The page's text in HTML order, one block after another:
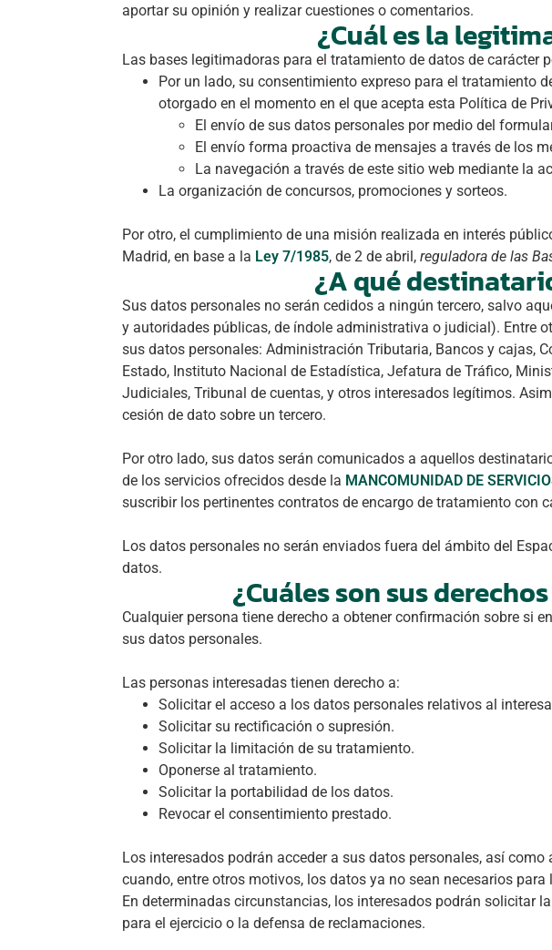
aportar su opinión y realizar cuestiones o comentarios.
¿Cuál es la
Las bases legitimadoras para el tratamiento de datos de carácter
Por un lado, su consentimiento expreso para el tratamiento
otorgado en el momento en el que acepta esta Política de
El envío de sus datos personales por medio del
El envío forma proactiva de mensajes a través de los
La navegación a través de este sitio web mediante la
La organización de concursos, promociones y sorteos.
Por otro, el cumplimiento de una misión realizada en interés
Madrid, en base a la Ley 7/1985, de 2 de abril,reguladora de las
¿A qué
Sus datos personales no serán cedidos a ningún tercero, salvo
y autoridades públicas, de índole administrativa o judicial). Entre
sus datos personales: Administración Tributaria, Bancos y cajas,
Estado, Instituto Nacional de Estadística, Jefatura de Tráfico,
Judiciales, Tribunal de cuentas, y otros interesados legítimos.
cesión de dato sobre un tercero.
Por otro lado, sus datos serán comunicados a aquellos
de los servicios ofrecidos desde la MANCOMUNIDAD DE
suscribir los pertinentes contratos de encargo de tratamiento con
Los datos personales no serán enviados fuera del ámbito del
datos.
¿Cuáles son sus
Cualquier persona tiene derecho a obtener confirmación sobre si
sus datos personales.
Las personas interesadas tienen derecho a:
Solicitar el acceso a los datos personales relativos al
Solicitar su rectificación o supresión.
Solicitar la limitación de su tratamiento.
Oponerse al tratamiento.
Solicitar la portabilidad de los datos.
Revocar el consentimiento prestado.
Los interesados podrán acceder a sus datos personales, así
cuando, entre otros motivos, los datos ya no sean necesarios
En determinadas circunstancias, los interesados podrán solicitar
para el ejercicio o la defensa de reclamaciones.